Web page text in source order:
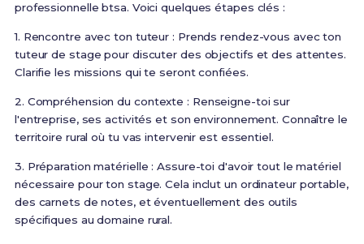
professionnelle btsa. Voici quelques étapes clés :
1. Rencontre avec ton tuteur : Prends rendez-vous avec ton
tuteur de stage pour discuter des objectifs et des attentes.
Clarifie les missions qui te seront confiées.
2. Compréhension du contexte : Renseigne-toi sur
l'entreprise, ses activités et son environnement. Connaître le
territoire rural où tu vas intervenir est essentiel.
3. Préparation matérielle : Assure-toi d'avoir tout le matériel
nécessaire pour ton stage. Cela inclut un ordinateur portable,
des carnets de notes, et éventuellement des outils
spécifiques au domaine rural.